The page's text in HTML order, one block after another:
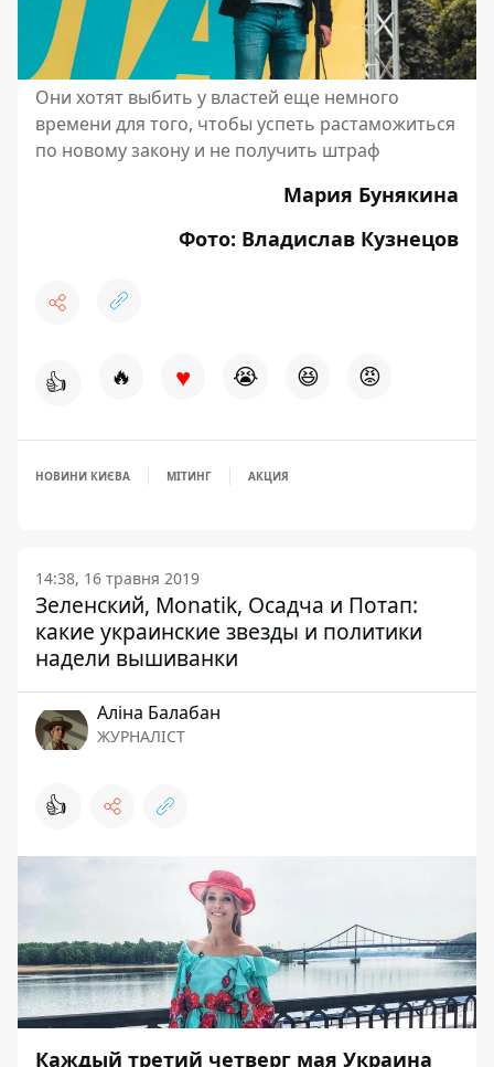
Они хотят выбить у властей еще немного
времени для того, чтобы успеть растаможиться
по новому закону и не получить штраф
Мария Бунякина
Фото: Владислав Кузнецов
👍 🔥 ♥ 😭 😆 😡
НОВИНИ КИЄВА МІТИНГ АКЦИЯ
14:38, 16 травня 2019
Зеленский, Monatik, Осадча и Потап:
какие украинские звезды и политики
надели вышиванки
Аліна Балабан
ЖУРНАЛІСТ
👍
Каждый третий четверг мая Украина